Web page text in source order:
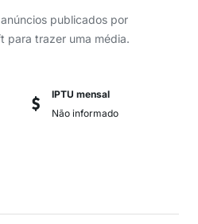
publicados por
para trazer uma média.
IPTU mensal
Não informado